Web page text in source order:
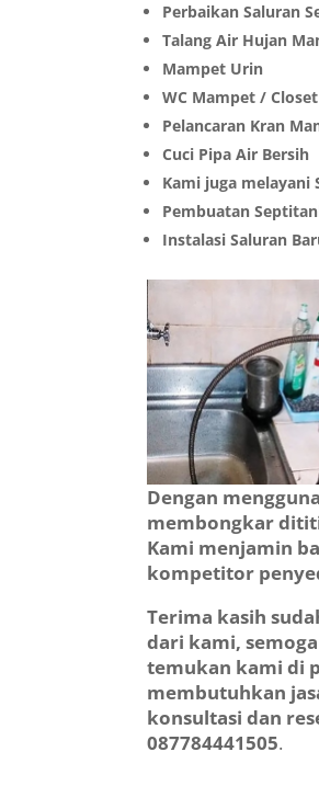
Perbaikan Saluran
Talang Air Hujan
Mampet Urin
WC Mampet / Closet
Pelancaran Kran
Cuci Pipa Air Bersih
Kami juga melayani
Pembuatan
Instalasi Saluran
Dengan
membongkar
Kami menjamin
kompetitor
Terima kasih
dari kami,
temukan kami di
membutuhkan
konsultasi dan
087784441505.